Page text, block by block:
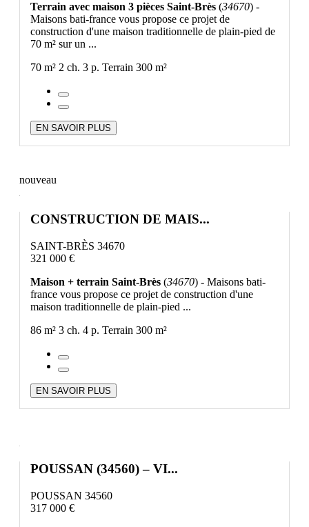
Terrain avec maison 3 pièces Saint-Brès (34670) -
Maisons bati-france vous propose ce projet de
construction d'une maison traditionnelle de plain-pied de
70 m² sur un ...
70 m² 2 ch. 3 p. Terrain 300 m²
EN SAVOIR PLUS
nouveau
CONSTRUCTION DE MAIS...
SAINT-BRÈS 34670
321 000 €
Maison + terrain Saint-Brès (34670) - Maisons bati-
france vous propose ce projet de construction d'une
maison traditionnelle de plain-pied ...
86 m² 3 ch. 4 p. Terrain 300 m²
EN SAVOIR PLUS
POUSSAN (34560) – VI...
POUSSAN 34560
317 000 €